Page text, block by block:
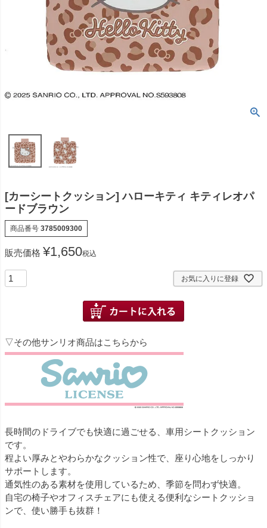
[カーシートクッション] ハローキティ キティレオパ
ードブラウン
商品番号 3785009300
販売価格 ¥1,650税込
お気に入りに登録
▽その他サンリオ商品はこちらから
長時間のドライブでも快適に過ごせる、車用シートクッション
です。
程よい厚みとやわらかなクッション性で、座り心地をしっかり
サポートします。
通気性のある素材を使用しているため、季節を問わず快適。
自宅の椅子やオフィスチェアにも使える便利なシートクッショ
ンで、使い勝手も抜群！